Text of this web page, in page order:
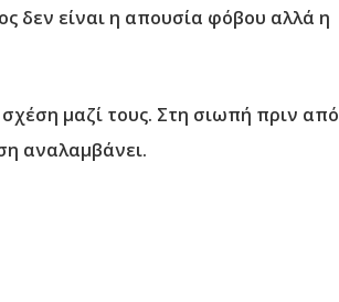
δεν είναι η απουσία φόβου αλλά η
σχέση μαζί τους. Στη σιωπή πριν από
αναλαμβάνει.